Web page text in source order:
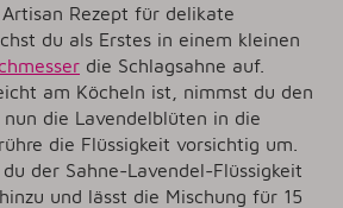
Rezept für delikate
du als Erstes in einem kleinen
die Schlagsahne auf.
am Köcheln ist, nimmst du den
nun die Lavendelblüten in die
die Flüssigkeit vorsichtig um.
der Sahne-Lavendel-Flüssigkeit
und lässt die Mischung für 15